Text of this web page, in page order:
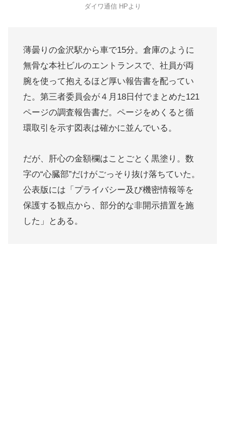
ダイワ通信 HPより
薄曇りの金沢駅から車で15分。倉庫のように
無骨な本社ビルのエントランスで、社員が両
腕を使って抱えるほど厚い報告書を配ってい
た。第三者委員会が４月18日付でまとめた121
ページの調査報告書だ。ページをめくると循
環取引を示す図表は確かに並んでいる。
だが、肝心の金額欄はことごとく黒塗り。数
字の“心臓部”だけがごっそり抜け落ちていた。
公表版には「プライバシー及び機密情報等を
保護する観点から、部分的な非開示措置を施
した」とある​。